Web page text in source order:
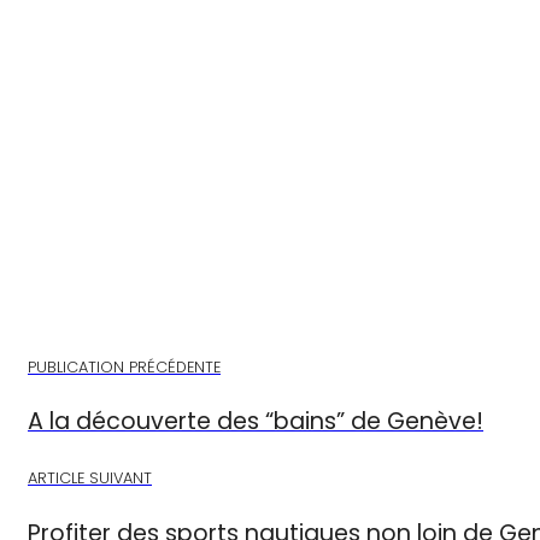
PUBLICATION PRÉCÉDENTE
A la découverte des “bains” de Genève!
ARTICLE SUIVANT
Profiter des sports nautiques non loin de